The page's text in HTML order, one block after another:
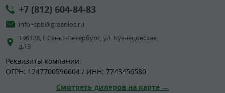
+7 (812) 604-84-83
info+spb@greenlos.ru
196128, г.Санкт-Петербург, ул. Кузнецовская,
д.13
Реквизиты компании:
ОГРН: 1247700596604 / ИНН: 7743456580
Смотреть дилеров на карте →